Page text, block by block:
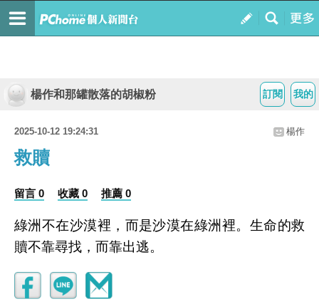
我的
訂閱
楊作和那罐散落的胡椒粉
2025-10-12 19:24:31 楊作
救贖
留言 0 收藏 0 推薦 0
綠洲不在沙漠裡，而是沙漠在綠洲裡。生命的救
贖不靠尋找，而靠出逃。